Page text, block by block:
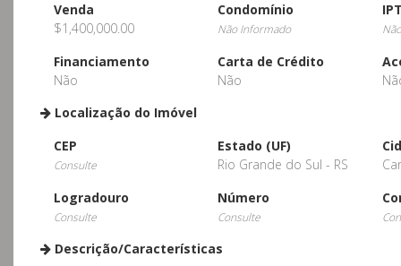
Venda
$1,400,000.00
Condomínio
Não Informado
Financiamento
Não
Carta de Crédito
Não
Localização do Imóvel
CEP
Consulte
Estado (UF)
Rio Grande do Sul - RS
Logradouro
Consulte
Número
Consulte
Descrição/Características